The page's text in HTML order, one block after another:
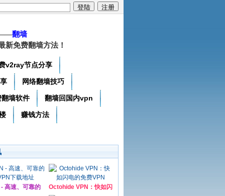
翻墙
新免费翻墙方法！
v2ray节点分享
网络翻墙技巧
翻墙软件 翻墙回国内vpn
赚钱方法
高速、可靠的 Octohide VPN：快如闪